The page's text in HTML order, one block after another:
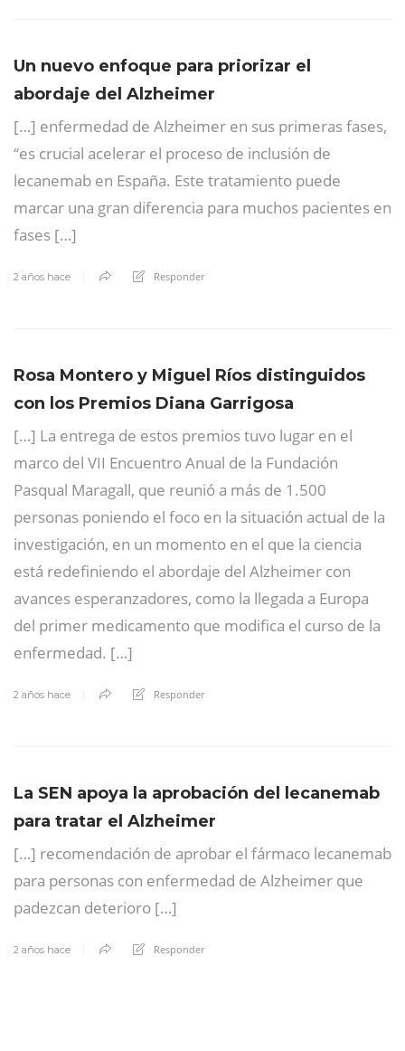
Un nuevo enfoque para priorizar el
abordaje del Alzheimer
[…] enfermedad de Alzheimer en sus primeras fases,
“es crucial acelerar el proceso de inclusión de
lecanemab en España. Este tratamiento puede
marcar una gran diferencia para muchos pacientes en
fases […]
2 años hace Responder
Rosa Montero y Miguel Ríos distinguidos
con los Premios Diana Garrigosa
[…] La entrega de estos premios tuvo lugar en el
marco del VII Encuentro Anual de la Fundación
Pasqual Maragall, que reunió a más de 1.500
personas poniendo el foco en la situación actual de la
investigación, en un momento en el que la ciencia
está redefiniendo el abordaje del Alzheimer con
avances esperanzadores, como la llegada a Europa
del primer medicamento que modifica el curso de la
enfermedad. […]
2 años hace Responder
La SEN apoya la aprobación del lecanemab
para tratar el Alzheimer
[…] recomendación de aprobar el fármaco lecanemab
para personas con enfermedad de Alzheimer que
padezcan deterioro […]
2 años hace Responder